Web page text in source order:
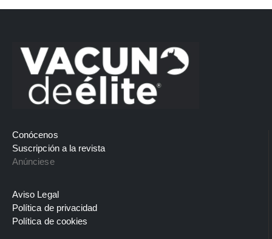
Conócenos
Suscripción a la revista
Anúnciese
Aviso Legal
Política de privacidad
Política de cookies